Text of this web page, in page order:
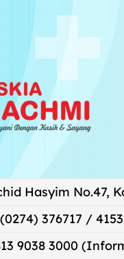
Hasyim No.47,
(0274) 376717 /
9038 3000